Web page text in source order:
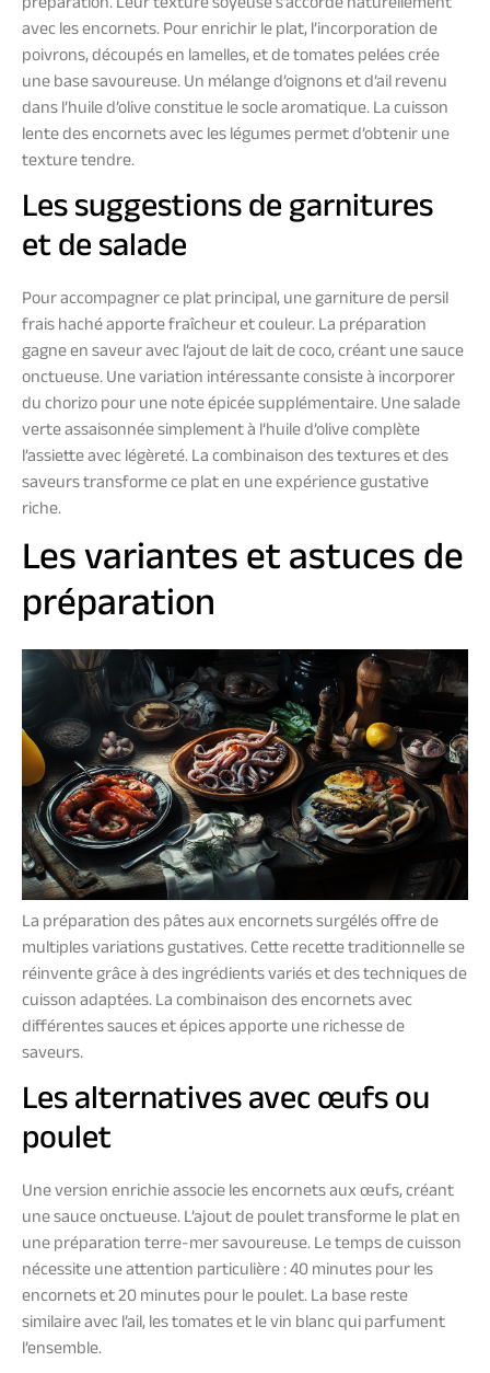
avec les encornets. Pour enrichir le plat, l’incorporation de
poivrons, découpés en lamelles, et de tomates pelées crée
une base savoureuse. Un mélange d’oignons et d’ail revenu
dans l’huile d’olive constitue le socle aromatique. La cuisson
lente des encornets avec les légumes permet d’obtenir une
texture tendre.
Les suggestions de garnitures
et de salade
Pour accompagner ce plat principal, une garniture de persil
frais haché apporte fraîcheur et couleur. La préparation
gagne en saveur avec l’ajout de lait de coco, créant une sauce
onctueuse. Une variation intéressante consiste à incorporer
du chorizo pour une note épicée supplémentaire. Une salade
verte assaisonnée simplement à l’huile d’olive complète
l’assiette avec légèreté. La combinaison des textures et des
saveurs transforme ce plat en une expérience gustative
riche.
Les variantes et astuces de
préparation
La préparation des pâtes aux encornets surgélés offre de
multiples variations gustatives. Cette recette traditionnelle se
réinvente grâce à des ingrédients variés et des techniques de
cuisson adaptées. La combinaison des encornets avec
différentes sauces et épices apporte une richesse de
saveurs.
Les alternatives avec œufs ou
poulet
Une version enrichie associe les encornets aux œufs, créant
une sauce onctueuse. L’ajout de poulet transforme le plat en
une préparation terre-mer savoureuse. Le temps de cuisson
nécessite une attention particulière : 40 minutes pour les
encornets et 20 minutes pour le poulet. La base reste
similaire avec l’ail, les tomates et le vin blanc qui parfument
l’ensemble.